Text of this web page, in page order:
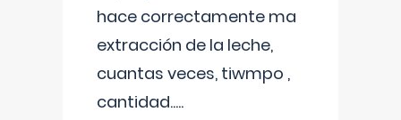
hace correctamente ma
extracción de la leche,
cuantas veces, tiwmpo ,
cantidad.....